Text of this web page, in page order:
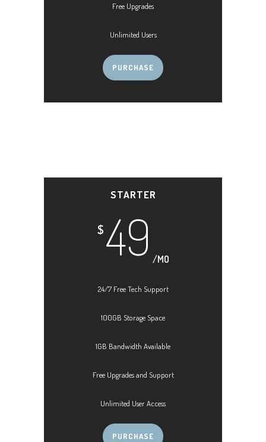
Free Upgrades
Unlimited Users
PURCHASE
STARTER
$49 /MO
24/7 Free Tech Support
100GB Storage Space
1GB Bandwidth Available
Free Upgrades and Support
Unlimited User Access
PURCHASE